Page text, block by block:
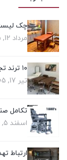
چک‌ لیست
مرداد 12, 1405
۱۰ ترند تجهیزات سالن زیبایی در سال ۱۴۰۵
تیر 17, 1405
تکامل
اسفند 5, 1404
ارتباط